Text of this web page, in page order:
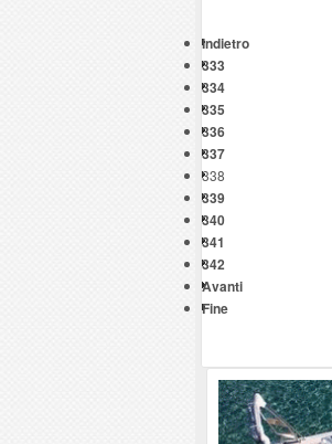
Indietro
333
334
335
336
337
338
339
340
341
342
Avanti
Fine